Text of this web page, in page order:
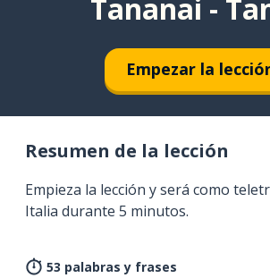
Tananai -
Empezar la
Resumen de la lección
Empieza la lección y será como
Italia durante 5 minutos.
53 palabras y frases